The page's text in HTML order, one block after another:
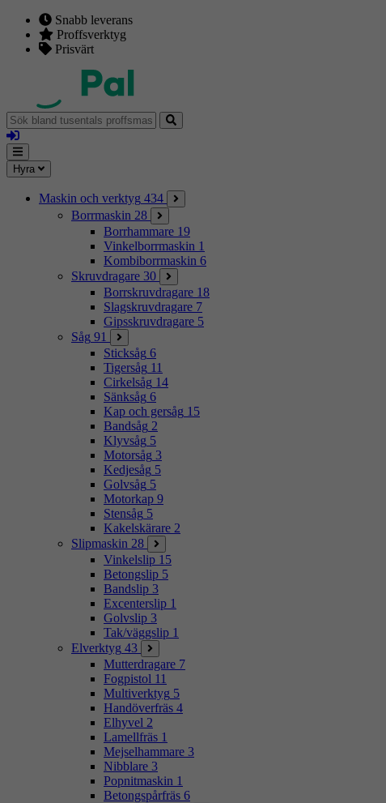
Snabb leverans
Proffsverktyg
Prisvärt
Sök
bland
tusentals
proffsmaskiner
Logga
in
Mina
sidor
Meny
Hyra
Maskin och verktyg 434
Borrmaskin 28
Borrhammare 19
Vinkelborrmaskin 1
Kombiborrmaskin 6
Skruvdragare 30
Borrskruvdragare 18
Slagskruvdragare 7
Gipsskruvdragare 5
Såg 91
Sticksåg 6
Tigersåg 11
Cirkelsåg 14
Sänksåg 6
Kap och gersåg 15
Bandsåg 2
Klyvsåg 5
Motorsåg 3
Kedjesåg 5
Golvsåg 5
Motorkap 9
Stensåg 5
Kakelskärare 2
Slipmaskin 28
Vinkelslip 15
Betongslip 5
Bandslip 3
Excenterslip 1
Golvslip 3
Tak/väggslip 1
Elverktyg 43
Mutterdragare 7
Fogpistol 11
Multiverktyg 5
Handöverfräs 4
Elhyvel 2
Lamellfräs 1
Mejselhammare 3
Nibblare 3
Popnitmaskin 1
Betongspårfräs 6